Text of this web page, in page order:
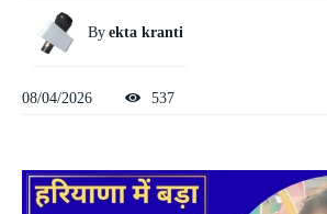
By ekta kranti
08/04/2026 537